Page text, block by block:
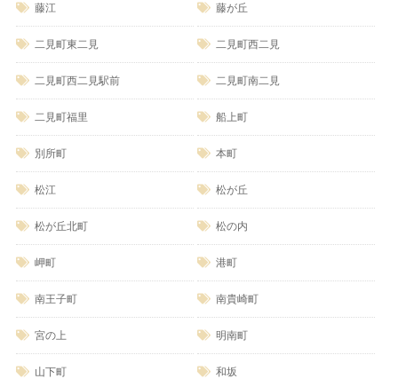
藤江 藤が丘
二見町東二見 二見町西二見
二見町西二見駅前 二見町南二見
二見町福里 船上町
別所町 本町
松江 松が丘
松が丘北町 松の内
岬町 港町
南王子町 南貴崎町
宮の上 明南町
山下町 和坂